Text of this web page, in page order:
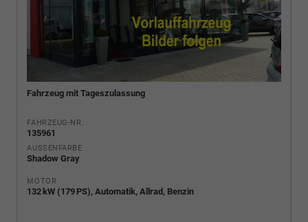
Fahrzeug mit Tageszulassung
FAHRZEUG-NR.
135961
AUSSENFARBE
Shadow Gray
MOTOR
132 kW (179 PS), Automatik, Allrad, Benzin